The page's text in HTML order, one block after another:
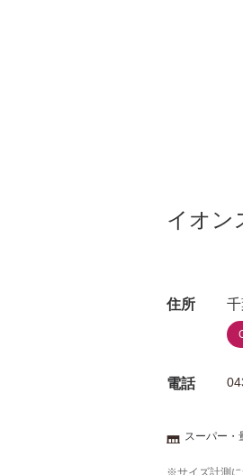
イオ
住所
電話
スーパー・
※サイズ計測に